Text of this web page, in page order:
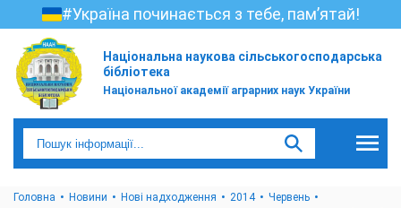
#Україна починається з тебе, пам’ятай!
Національна наукова сільськогосподарська
бібліотека
Національної академії аграрних наук України
Головна Новини Нові надходження 2014
Червень